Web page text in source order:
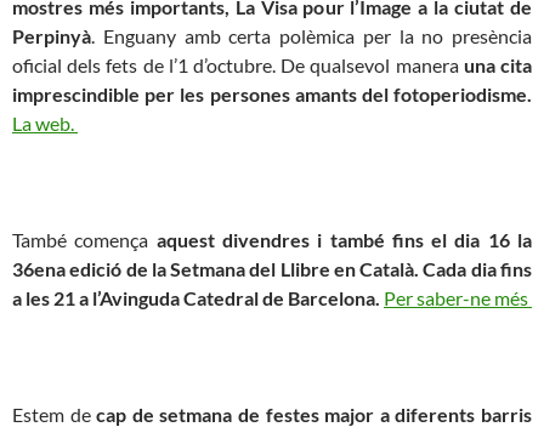
mostres més importants, La Visa pour l’Image a la ciutat de
Perpinyà. Enguany amb certa polèmica per la no presència
oficial dels fets de l’1 d’octubre. De qualsevol manera una cita
imprescindible per les persones amants del fotoperiodisme.
La web.
També comença aquest divendres i també fins el dia 16 la
36ena edició de la Setmana del Llibre en Català. Cada dia fins
a les 21 a l’Avinguda Catedral de Barcelona. Per saber-ne més
Estem decap de setmana de festes major a diferents barris